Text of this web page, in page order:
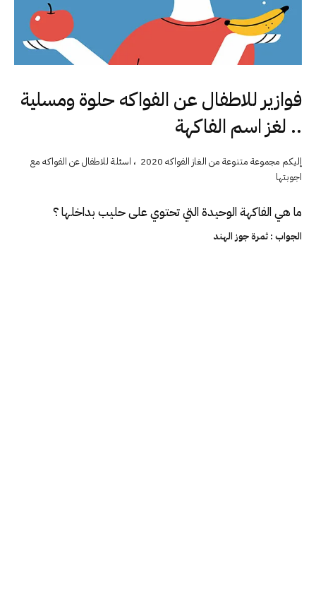
فوازير للاطفال عن الفواكه حلوة ومسلية
.. لغز اسم الفاكهة
إليكم مجموعة متنوعة من الغاز الفواكه 2020 ، اسئلة للاطفال عن الفواكه مع
اجوبتها
ما هي الفاكهة الوحيدة التي تحتوي على حليب بداخلها ؟
الجواب : ثمرة جوز الهند